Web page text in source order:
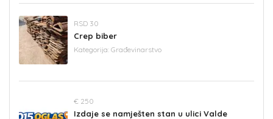
RSD 30
Crep biber
Kategorija: Građevinarstvo
€ 250
Izdaje se namješten stan u ulici Valde